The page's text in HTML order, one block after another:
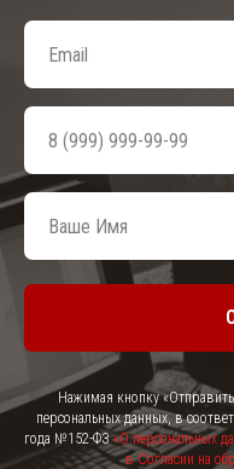
Нажимая кнопку
персональных данных, в
года №152-ФЗ«О персональных
в Согласии на